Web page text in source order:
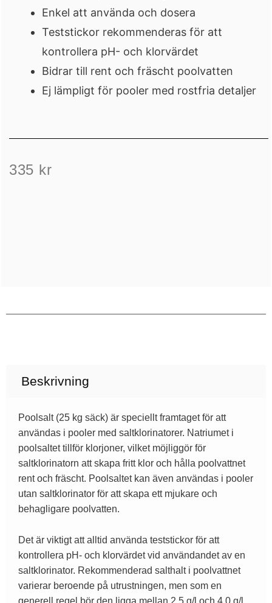
Enkel att använda och dosera
Teststickor rekommenderas för att
kontrollera pH- och klorvärdet
Bidrar till rent och fräscht poolvatten
Ej lämpligt för pooler med rostfria detaljer
335 kr
Beskrivning
Poolsalt (25 kg säck) är speciellt framtaget för att
användas i pooler med saltklorinatorer. Natriumet i
poolsaltet tillför klorjoner, vilket möjliggör för
saltklorinatorn att skapa fritt klor och hålla poolvattnet
rent och fräscht. Poolsaltet kan även användas i pooler
utan saltklorinator för att skapa ett mjukare och
behagligare poolvatten.
Det är viktigt att alltid använda teststickor för att
kontrollera pH- och klorvärdet vid användandet av en
saltklorinator. Rekommenderad salthalt i poolvattnet
varierar beroende på utrustningen, men som en
generell regel bör den ligga mellan 2,5 g/l och 4,0 g/l.